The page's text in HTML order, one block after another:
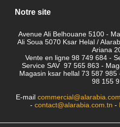
Notre site
Avenue Ali Belhouane 5100 -
Ali Soua 5070 Ksar Helal /
Ariana
Vente en ligne 98 749 684 -
Service SAV 97 565 863 -
Magasin ksar hellal 73 587
98 155
E-mail
- contact@alarabia.com.tn -